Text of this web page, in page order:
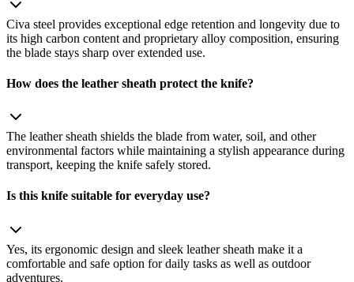
Civa steel provides exceptional edge retention and longevity due to
its high carbon content and proprietary alloy composition, ensuring
the blade stays sharp over extended use.
How does the leather sheath protect the knife?
The leather sheath shields the blade from water, soil, and other
environmental factors while maintaining a stylish appearance during
transport, keeping the knife safely stored.
Is this knife suitable for everyday use?
Yes, its ergonomic design and sleek leather sheath make it a
comfortable and safe option for daily tasks as well as outdoor
adventures.